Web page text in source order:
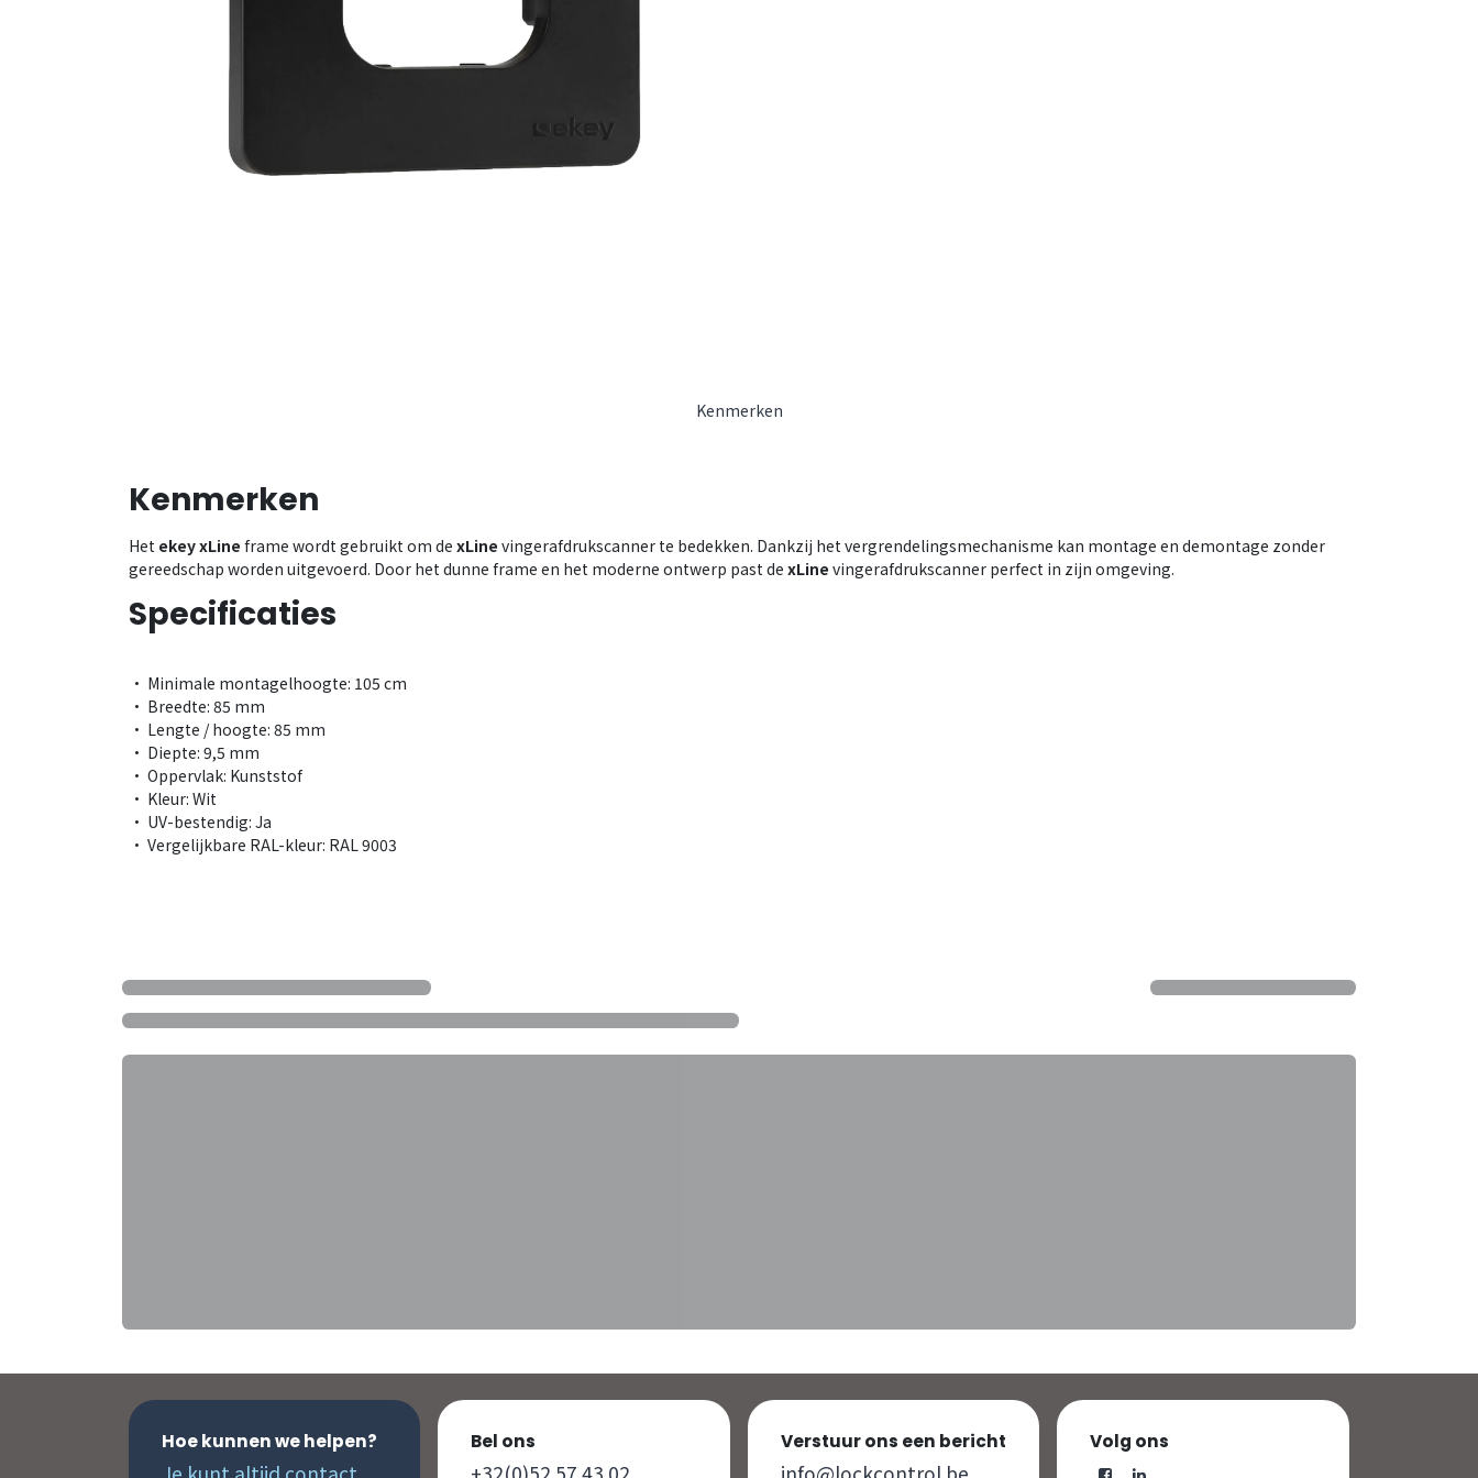
Kenmerken
Kenmerken
Het ekey xLine frame wordt gebruikt om de xLine vingerafdrukscanner te bedekken. Dankzij het vergrendelingsmechanisme kan montage en demontage zonder
gereedschap worden uitgevoerd. Door het dunne frame en het moderne ontwerp past de xLine vingerafdrukscanner perfect in zijn omgeving.
Specificaties
• Minimale montagelhoogte: 105 cm
• Breedte: 85 mm
• Lengte / hoogte: 85 mm
• Diepte: 9,5 mm
• Oppervlak: Kunststof
• Kleur: Wit
• UV-bestendig: Ja
• Vergelijkbare RAL-kleur: RAL 9003
Hoe kunnen we helpen? Bel ons Verstuur ons een bericht Volg ons